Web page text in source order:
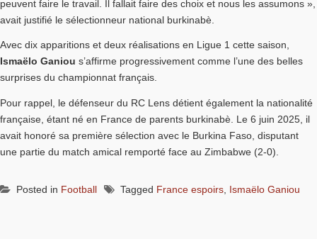
peuvent faire le travail. Il fallait faire des choix et nous les assumons »,
avait justifié le sélectionneur national burkinabè.
Avec dix apparitions et deux réalisations en Ligue 1 cette saison,
Ismaëlo Ganiou s’affirme progressivement comme l’une des belles
surprises du championnat français.
Pour rappel, le défenseur du RC Lens détient également la nationalité
française, étant né en France de parents burkinabè. Le 6 juin 2025, il
avait honoré sa première sélection avec le Burkina Faso, disputant
une partie du match amical remporté face au Zimbabwe (2-0).
Posted in Football Tagged France espoirs, Ismaëlo Ganiou